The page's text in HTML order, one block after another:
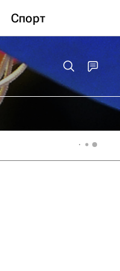
Спорт